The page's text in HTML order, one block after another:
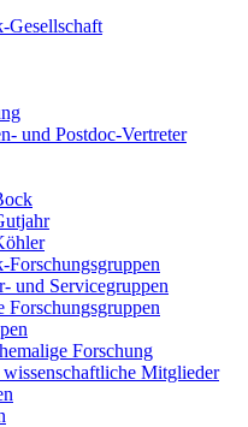
Gesellschaft
und Postdoc-Vertreter
Forschungsgruppen
und Servicegruppen
Forschungsgruppen
Forschung
Mitglieder